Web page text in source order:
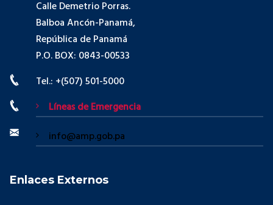
Calle Demetrio Porras.
Balboa Ancón-Panamá,
República de Panamá
P.O. BOX: 0843-00533
Tel.: +(507) 501-5000
Líneas de Emergencia
info@amp.gob.pa
Enlaces Externos